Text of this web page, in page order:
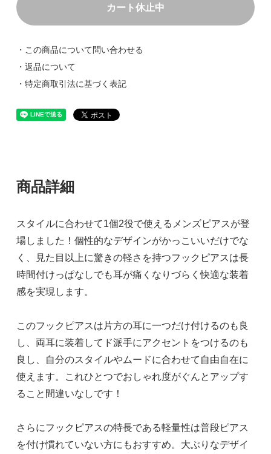
カート休止中
・この商品について問い合わせる
・返品について
・特定商取引法に基づく表記
商品詳細
スタイルに合わせて1個2役で使えるメンズピアスが登
場しました！個性的なデザインがかっこいいだけでな
く、見た目以上に驚きの軽さを持つフックピアスは長
時間付けっぱなしでも耳が痛くなりづらく快適な装着
感を実現します。
このフックピアスは片方の耳に一つだけ付けるのも良
し、両耳に装着してド派手にアクセントをつけるのも
良し、自分のスタイルやムードに合わせて自由自在に
使えます。これひとつでおしゃれ度がぐんとアップす
ること間違いなしです！
さらにフックピアスの特長である軽量性は普段ピアス
を付け慣れていない方にもおすすめ。大ぶりなデザイ
オキニスブラック
在庫：2